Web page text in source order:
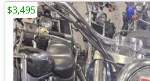
$3,495